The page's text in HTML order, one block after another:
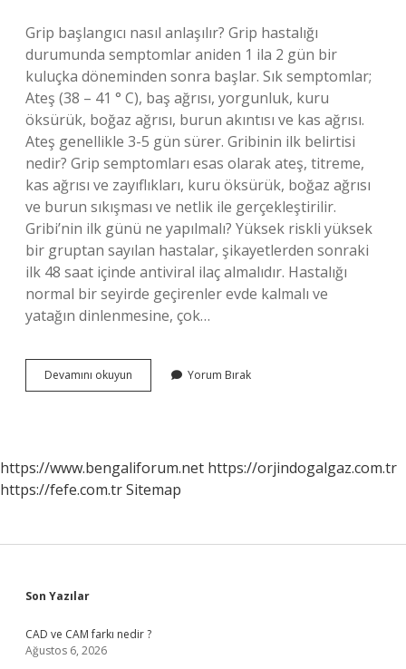
Grip başlangıcı nasıl anlaşılır? Grip hastalığı
durumunda semptomlar aniden 1 ila 2 gün bir
kuluçka döneminden sonra başlar. Sık semptomlar;
Ateş (38 – 41 ° C), baş ağrısı, yorgunluk, kuru
öksürük, boğaz ağrısı, burun akıntısı ve kas ağrısı.
Ateş genellikle 3-5 gün sürer. Gribinin ilk belirtisi
nedir? Grip semptomları esas olarak ateş, titreme,
kas ağrısı ve zayıflıkları, kuru öksürük, boğaz ağrısı
ve burun sıkışması ve netlik ile gerçekleştirilir.
Gribi’nin ilk günü ne yapılmalı? Yüksek riskli yüksek
bir gruptan sayılan hastalar, şikayetlerden sonraki
ilk 48 saat içinde antiviral ilaç almalıdır. Hastalığı
normal bir seyirde geçirenler evde kalmalı ve
yatağın dinlenmesine, çok…
Devamını okuyun
Hastalığının
Yorum Bırak
https://www.bengaliforum.net https://orjindogalgaz.com.tr
https://fefe.com.trSitemap
Sidebar
Son Yazılar
CAD ve CAM farkı nedir ?
Ağustos 6, 2026